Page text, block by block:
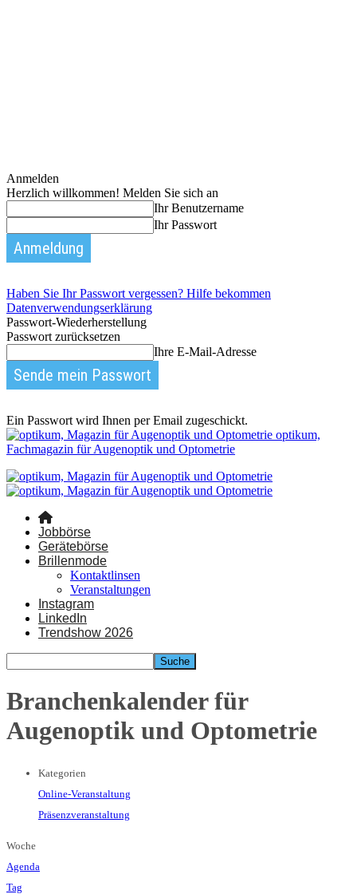
Anmelden
Herzlich willkommen! Melden Sie sich an
Ihr Benutzername
Ihr Passwort
Haben Sie Ihr Passwort vergessen? Hilfe bekommen
Datenverwendungserklärung
Passwort-Wiederherstellung
Passwort zurücksetzen
Ihre E-Mail-Adresse
Ein Passwort wird Ihnen per Email zugeschickt.
optikum,
Fachmagazin für Augenoptik und Optometrie
Jobbörse
Gerätebörse
Brillenmode
Kontaktlinsen
Veranstaltungen
Instagram
LinkedIn
Trendshow 2026
Branchenkalender für
Augenoptik und Optometrie
Kategorien
Online-Veranstaltung
Präsenzveranstaltung
Woche
Agenda
Tag